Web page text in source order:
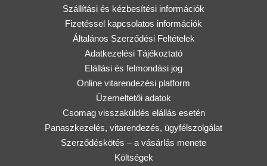
Szállítási és kézbesítési információk
Fizetéssel kapcsolatos információk
Általános Szerződési Feltételek
Adatkezelési Tájékoztató
Elállási és felmondási jog
Online vitarendezési platform
Üzemeltetői adatok
Csomag visszaküldés elállás esetén
Panaszkezelés, vitarendezés, ügyfélszolgálat
Szerződéskötés – a vásárlás menete
Költségek